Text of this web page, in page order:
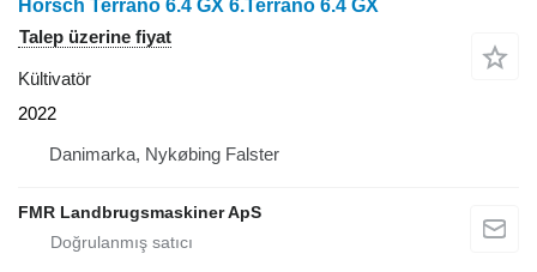
Horsch Terrano 6.4 GX 6.Terrano 6.4 GX
Talep üzerine fiyat
Kültivatör
2022
Danimarka, Nykøbing Falster
FMR Landbrugsmaskiner ApS